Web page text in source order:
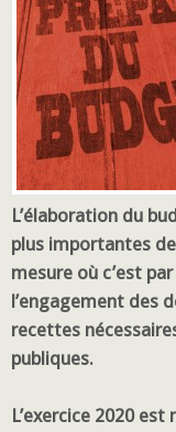
L’élaboration du
plus importantes
mesure où c’est
l’engagement des
recettes
publiques.
L’exercice 2020